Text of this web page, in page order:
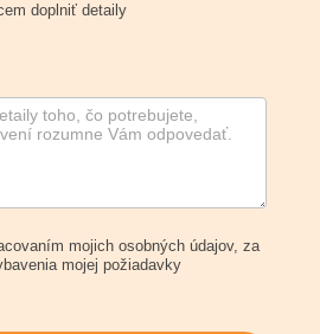
doplniť detaily
mojich osobných údajov, za
mojej požiadavky